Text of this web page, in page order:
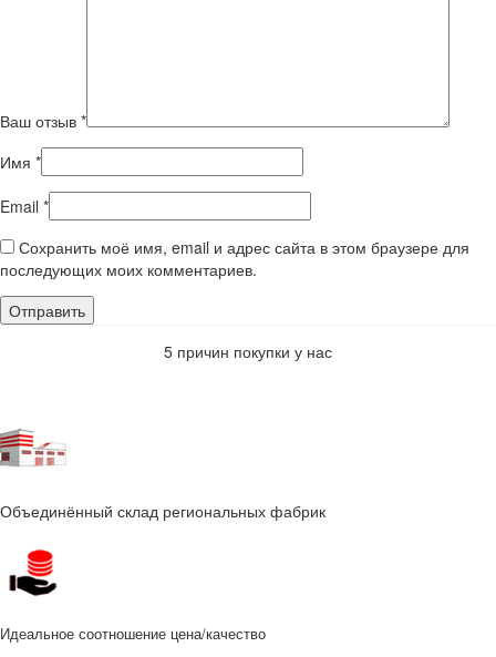
Ваш отзыв *
Имя *
Email *
Сохранить моё имя, email и адрес сайта в этом браузере для
последующих моих комментариев.
5 причин покупки у нас
Объединённый склад региональных фабрик
Идеальное соотношение цена/качество